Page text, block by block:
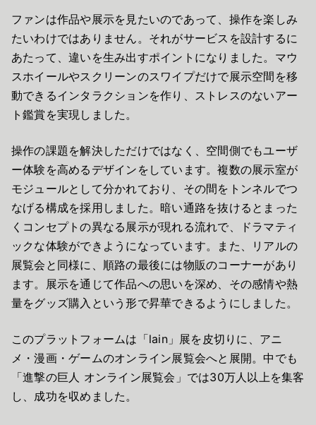
ファンは作品や展示を見たいのであって、操作を楽しみ
たいわけではありません。それがサービスを設計するに
あたって、違いを生み出すポイントになりました。マウ
スホイールやスクリーンのスワイプだけで展示空間を移
動できるインタラクションを作り、ストレスのないアー
ト鑑賞を実現しました。
操作の課題を解決しただけではなく、空間側でもユーザ
ー体験を高めるデザインをしています。複数の展示室が
モジュールとして分かれており、その間をトンネルでつ
なげる構成を採用しました。暗い通路を抜けるとまった
くコンセプトの異なる展示が現れる流れで、ドラマティ
ックな体験ができようになっています。また、リアルの
展覧会と同様に、順路の最後には物販のコーナーがあり
ます。展示を通じて作品への思いを深め、その感情や熱
量をグッズ購入という形で昇華できるようにしました。
このプラットフォームは「lain」展を皮切りに、アニ
メ・漫画・ゲームのオンライン展覧会へと展開。中でも
「進撃の巨人 オンライン展覧会」では30万人以上を集客
し、成功を収めました。